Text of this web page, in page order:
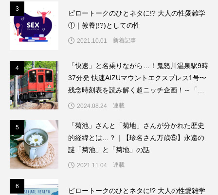
3
ピロートークのひとネタに!? 大人の性愛雑学
①｜教養(!?)としての性
2021.10.01 新着記事
4
「快速」と名乗りながら…！鬼怒川温泉駅9時
37分発 快速AIZUマウントエクスプレス1号〜
残念時刻表を読み解く超ニッチ企画！～「渡
辺雅史の残念な鉄道時刻表」第9回
2024.08.24 連載
5
「菊池」さんと「菊地」さんが分かれた歴史
的経緯とは…？｜【珍名さん万歳⑤】永遠の
謎「菊池」と「菊地」の話
2021.11.04 連載
6
ピロートークのひとネタに!? 大人の性愛雑学